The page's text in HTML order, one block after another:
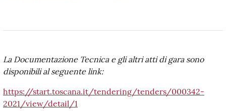
La Documentazione Tecnica e gli altri atti di gara sono
disponibili al seguente link:
https://start.toscana.it/tendering/tenders/000342-
2021/view/detail/1